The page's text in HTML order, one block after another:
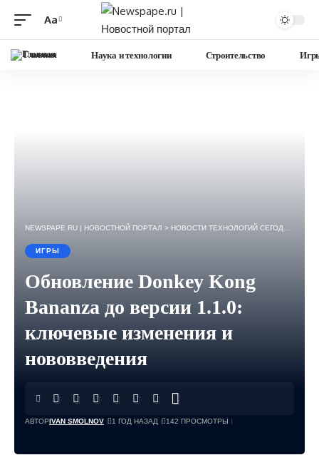
Изменение
Aa
Главная Наука и технологии Строительство
NEWSPAPE.RU | НОВОСТНОЙ ПОРТАЛ > НОВОСТИ ТЕХНОЛОГИЙ СЕГОДНЯ — ИГРЫ, НАУКА, ГАДЖЕТЫ, БИЗНЕС.
ИГРЫ
Обновление Donkey Kong
Bananza до версии 1.1.0:
ключевые изменения и
нововведения
АВТОРIVAN SMOLNOV 1 ГОД НАЗАД 142 ПРОСМОТРЫ